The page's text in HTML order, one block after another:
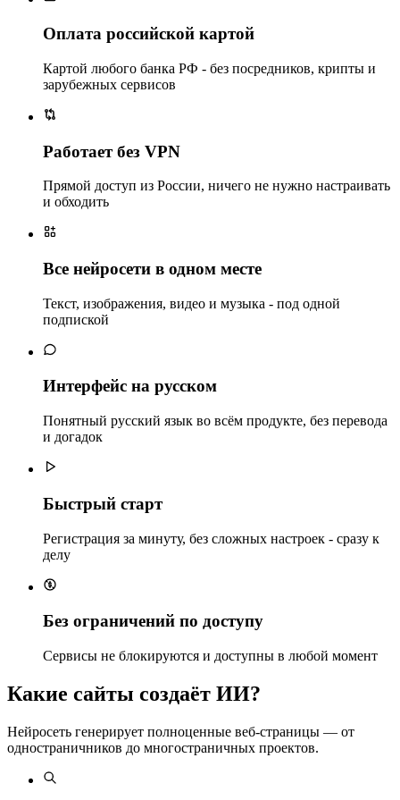
Оплата российской картой
Картой любого банка РФ - без посредников, крипты и
зарубежных сервисов
Работает без VPN
Прямой доступ из России, ничего не нужно настраивать
и обходить
Все нейросети в одном месте
Текст, изображения, видео и музыка - под одной
подпиской
Интерфейс на русском
Понятный русский язык во всём продукте, без перевода
и догадок
Быстрый старт
Регистрация за минуту, без сложных настроек - сразу к
делу
Без ограничений по доступу
Сервисы не блокируются и доступны в любой момент
Какие сайты создаёт ИИ?
Нейросеть генерирует полноценные веб-страницы — от
одностраничников до многостраничных проектов.